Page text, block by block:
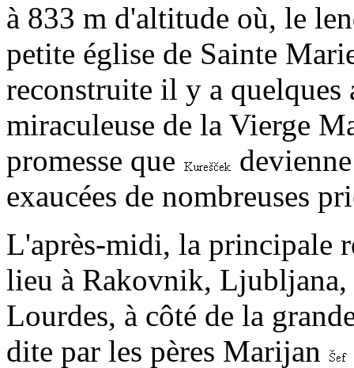
à 833 m d'altitude où, le
petite église de Sainte
reconstruite il y a quelques
miraculeuse de la Vierge
promesse que
exaucées de nombreuses
L'après-midi, la principale
lieu à Rakovnik, Ljubljana,
Lourdes, à côté de la
dite par les pères Marijan